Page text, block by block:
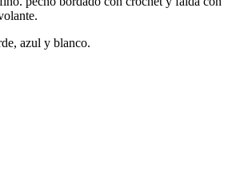
azul y blanco.